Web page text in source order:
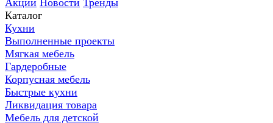
Акции Новости Тренды
Каталог
Кухни
Выполненные проекты
Мягкая мебель
Гардеробные
Корпусная мебель
Быстрые кухни
Ликвидация товара
Мебель для детской